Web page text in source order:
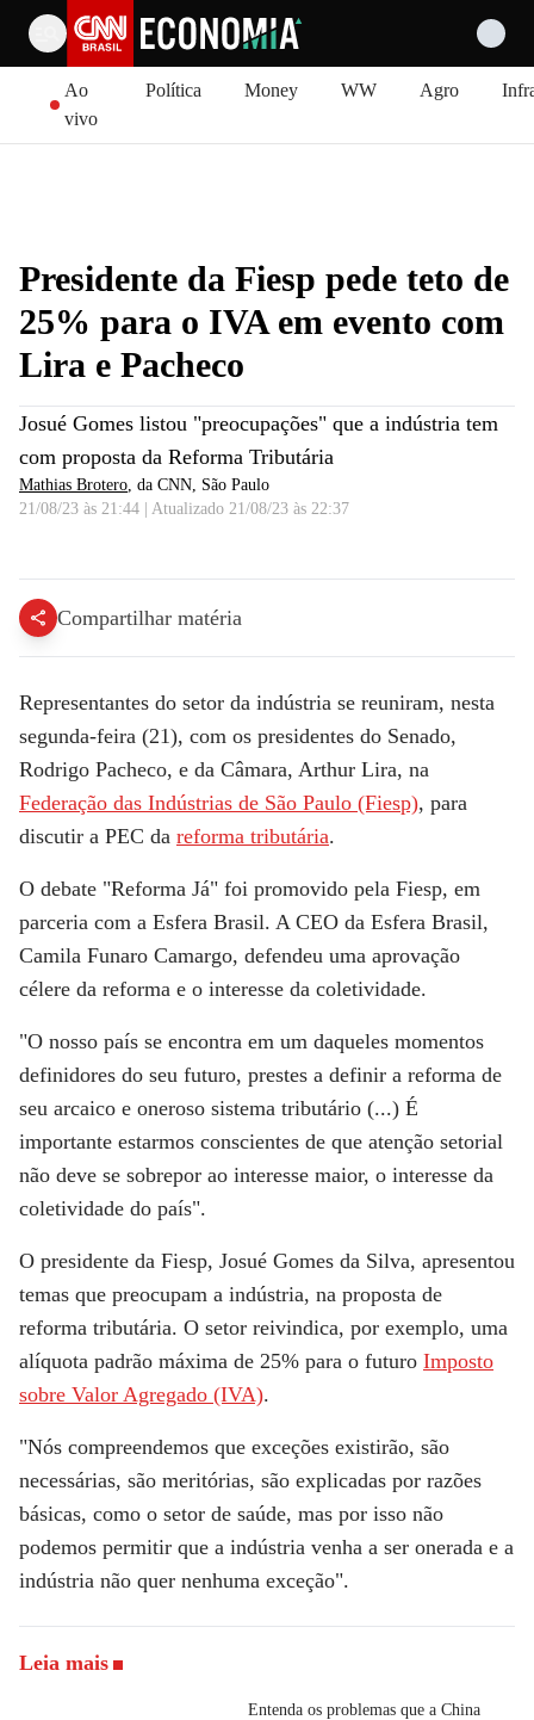
Ao
vivo
Política Money WW Agro
Presidente da Fiesp pede teto de
25% para o IVA em evento com
Lira e Pacheco
Josué Gomes listou "preocupações" que a indústria tem
com proposta da Reforma Tributária
Mathias Brotero, da CNN, São Paulo
21/08/23 às 21:44
Atualizado 21/08/23 às 22:37
Lira e Pacheco debatem reforma tributária em SP | CNN PRIME TIME
Compartilhar matéria
Representantes do setor da indústria se reuniram, nesta
segunda-feira (21), com os presidentes do Senado,
Rodrigo Pacheco, e da Câmara, Arthur Lira, na
Federação das Indústrias de São Paulo (Fiesp), para
discutir a PEC da reforma tributária.
O debate "Reforma Já" foi promovido pela Fiesp, em
parceria com a Esfera Brasil. A CEO da Esfera Brasil,
Camila Funaro Camargo, defendeu uma aprovação
célere da reforma e o interesse da coletividade.
"O nosso país se encontra em um daqueles momentos
definidores do seu futuro, prestes a definir a reforma de
seu arcaico e oneroso sistema tributário (...) É
importante estarmos conscientes de que atenção setorial
não deve se sobrepor ao interesse maior, o interesse da
coletividade do país".
O presidente da Fiesp, Josué Gomes da Silva, apresentou
temas que preocupam a indústria, na proposta de
reforma tributária. O setor reivindica, por exemplo, uma
alíquota padrão máxima de 25% para o futuro Imposto
sobre Valor Agregado (IVA).
"Nós compreendemos que exceções existirão, são
necessárias, são meritórias, são explicadas por razões
básicas, como o setor de saúde, mas por isso não
podemos permitir que a indústria venha a ser onerada e a
indústria não quer nenhuma exceção".
Leia mais
Entenda os problemas que a China